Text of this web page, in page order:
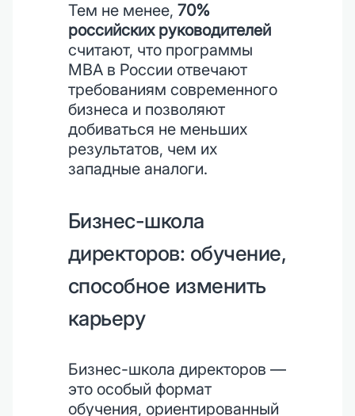
Тем не менее, 70%
российских руководителей
считают, что программы
MBA в России отвечают
требованиям современного
бизнеса и позволяют
добиваться не меньших
результатов, чем их
западные аналоги.
Бизнес-школа
директоров: обучение,
способное изменить
карьеру
Бизнес-школа директоров —
это особый формат
обучения, ориентированный